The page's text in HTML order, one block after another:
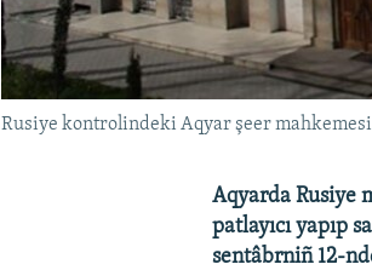
Rusiye kontrolindeki Aqyar şeer
Aqyarda Rusiye
patlayıcı yapıp
sentâbrniñ 12-